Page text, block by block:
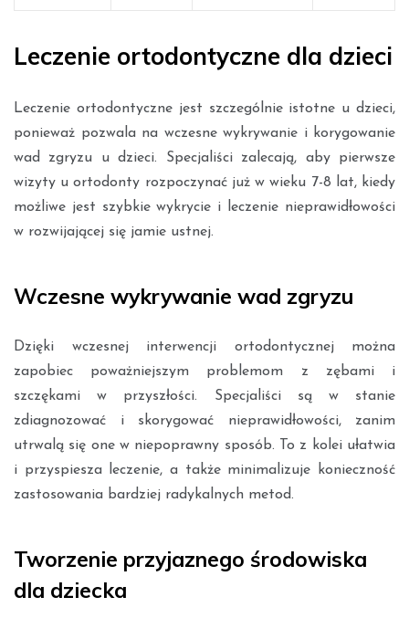
Leczenie ortodontyczne dla dzieci
Leczenie ortodontyczne jest szczególnie istotne u dzieci,
ponieważ pozwala na wczesne wykrywanie i korygowanie
wad zgryzu u dzieci. Specjaliści zalecają, aby pierwsze
wizyty u ortodonty rozpoczynać już w wieku 7-8 lat, kiedy
możliwe jest szybkie wykrycie i leczenie nieprawidłowości
w rozwijającej się jamie ustnej.
Wczesne wykrywanie wad zgryzu
Dzięki wczesnej interwencji ortodontycznej można
zapobiec poważniejszym problemom z zębami i
szczękami w przyszłości. Specjaliści są w stanie
zdiagnozować i skorygować nieprawidłowości, zanim
utrwalą się one w niepoprawny sposób. To z kolei ułatwia
i przyspiesza leczenie, a także minimalizuje konieczność
zastosowania bardziej radykalnych metod.
Tworzenie przyjaznego środowiska
dla dziecka